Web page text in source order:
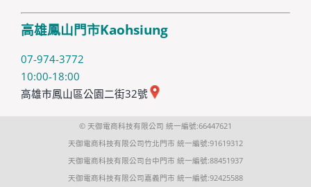
高雄鳳山門市Kaohsiung
07-974-3772
10:00-18:00
高雄市鳳山區公園二街32號
© 天御電商科技有限公司 統一編號:66447621
天御電商科技有限公司竹北門市 統一編號:91619312
天御電商科技有限公司台中門市 統一編號:88451937
天御電商科技有限公司嘉義門市 統一編號:92425588